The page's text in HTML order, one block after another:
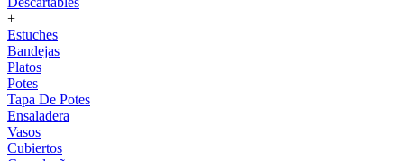
+
Estuches
Bandejas
Platos
Potes
Tapa De Potes
Ensaladera
Vasos
Cubiertos